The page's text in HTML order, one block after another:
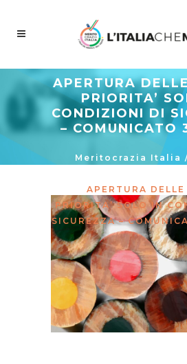
APERTURA
PRIORITA’
CONDIZIONI DI
– COMUNICATO
Meritocrazia Italia
APERTURA DELLE
PRIORITA’ SOLO IN
SICUREZZA –